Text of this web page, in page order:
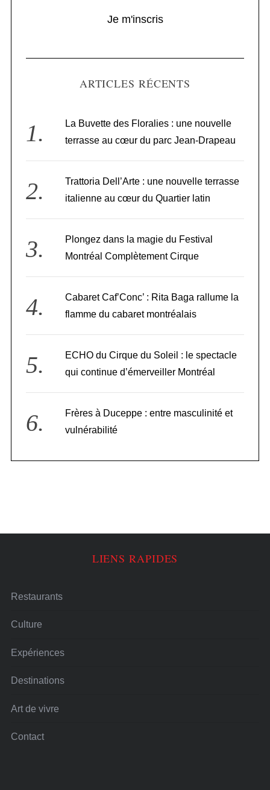
Je m'inscris
ARTICLES RÉCENTS
La Buvette des Floralies : une nouvelle
terrasse au cœur du parc Jean-Drapeau
Trattoria Dell’Arte : une nouvelle terrasse
italienne au cœur du Quartier latin
Plongez dans la magie du Festival
Montréal Complètement Cirque
Cabaret Caf’Conc’ : Rita Baga rallume la
flamme du cabaret montréalais
ECHO du Cirque du Soleil : le spectacle
qui continue d’émerveiller Montréal
Frères à Duceppe : entre masculinité et
vulnérabilité
LIENS RAPIDES
Restaurants
Culture
Expériences
Destinations
Art de vivre
Contact